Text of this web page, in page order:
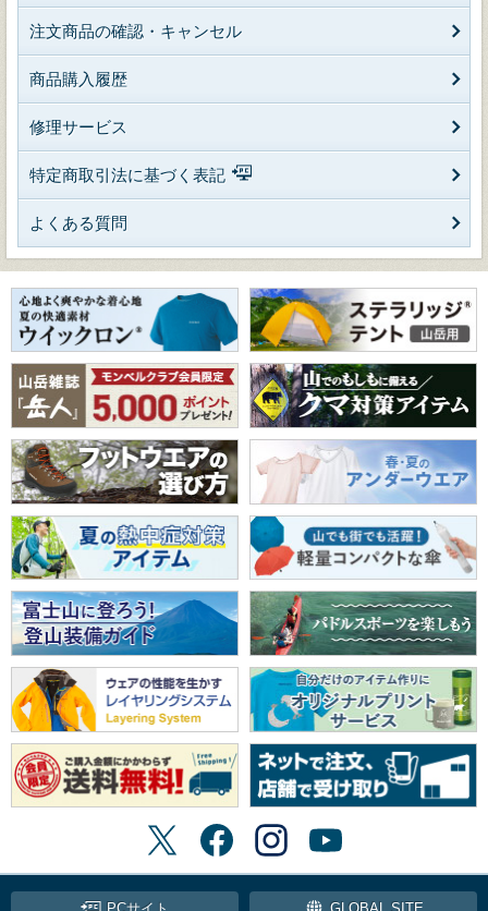
注文商品の確認・キャンセル
商品購入履歴
修理サービス
特定商取引法に基づく表記
よくある質問